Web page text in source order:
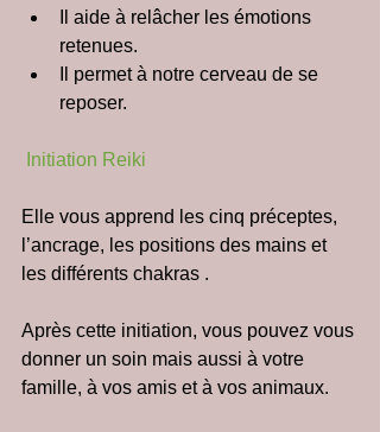
Il aide à relâcher les émotions
retenues.
Il permet à notre cerveau de se
reposer.
Initiation Reiki
Elle vous apprend les cinq préceptes,
l’ancrage, les positions des mains et
les différents chakras .
Après cette initiation, vous pouvez vous
donner un soin mais aussi à votre
famille, à vos amis et à vos animaux.